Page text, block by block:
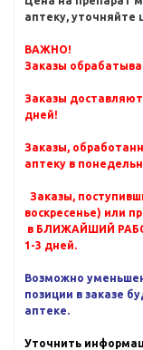
аптеку,
ВАЖНО!
Заказы
Заказы
дней!
Заказы,
аптеку в
Заказы,
воскресенье) или
в БЛИЖАЙШИЙ
1-3 дней.
Возможно
позиции в заказе
аптеке.
Уточнить